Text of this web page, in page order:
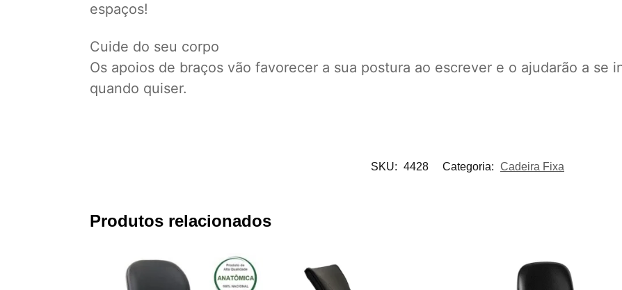
espaços!
Cuide do seu corpo
Os apoios de braços vão favorecer a sua postura ao escrever e o ajudarão a se
quando quiser.
SKU: 4428 Categoria: Cadeira Fixa
Produtos relacionados